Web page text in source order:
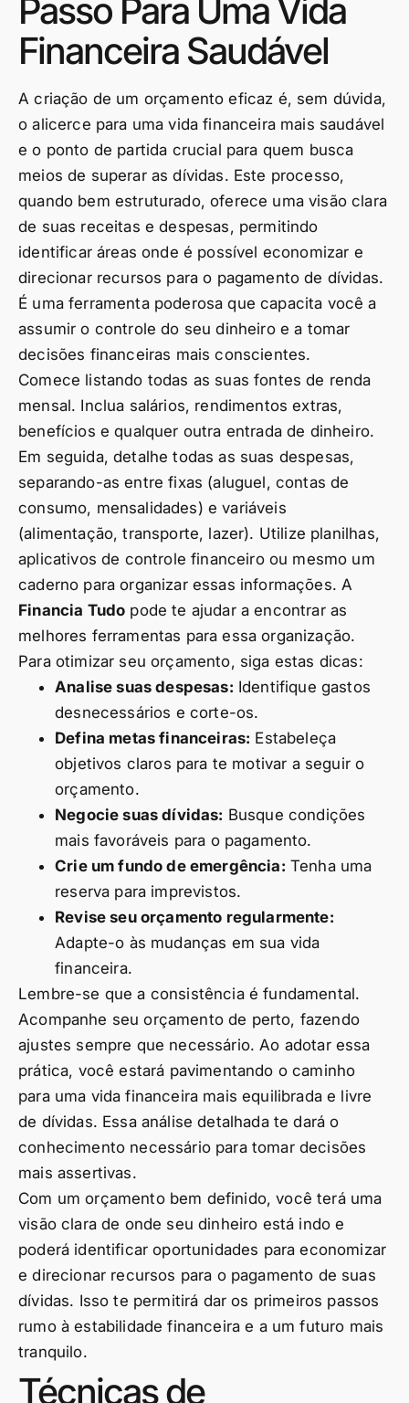
Passo Para Uma Vida
Financeira Saudável
A criação de um orçamento eficaz é, sem dúvida,
o alicerce para uma vida financeira mais saudável
e o ponto de partida crucial para quem busca
meios de superar as dívidas. Este processo,
quando bem estruturado, oferece uma visão clara
de suas receitas e despesas, permitindo
identificar áreas onde é possível economizar e
direcionar recursos para o pagamento de dívidas.
É uma ferramenta poderosa que capacita você a
assumir o controle do seu dinheiro e a tomar
decisões financeiras mais conscientes.
Comece listando todas as suas fontes de renda
mensal. Inclua salários, rendimentos extras,
benefícios e qualquer outra entrada de dinheiro.
Em seguida, detalhe todas as suas despesas,
separando-as entre fixas (aluguel, contas de
consumo, mensalidades) e variáveis
(alimentação, transporte, lazer). Utilize planilhas,
aplicativos de controle financeiro ou mesmo um
caderno para organizar essas informações. A
Financia Tudo pode te ajudar a encontrar as
melhores ferramentas para essa organização.
Para otimizar seu orçamento, siga estas dicas:
Analise suas despesas: Identifique gastos
desnecessários e corte-os.
Defina metas financeiras: Estabeleça
objetivos claros para te motivar a seguir o
orçamento.
Negocie suas dívidas: Busque condições
mais favoráveis para o pagamento.
Crie um fundo de emergência: Tenha uma
reserva para imprevistos.
Revise seu orçamento regularmente:
Adapte-o às mudanças em sua vida
financeira.
Lembre-se que a consistência é fundamental.
Acompanhe seu orçamento de perto, fazendo
ajustes sempre que necessário. Ao adotar essa
prática, você estará pavimentando o caminho
para uma vida financeira mais equilibrada e livre
de dívidas. Essa análise detalhada te dará o
conhecimento necessário para tomar decisões
mais assertivas.
Com um orçamento bem definido, você terá uma
visão clara de onde seu dinheiro está indo e
poderá identificar oportunidades para economizar
e direcionar recursos para o pagamento de suas
dívidas. Isso te permitirá dar os primeiros passos
rumo à estabilidade financeira e a um futuro mais
tranquilo.
Técnicas de